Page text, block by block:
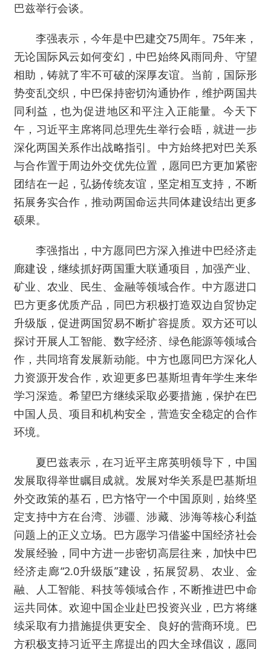
巴兹举行会谈。
李强表示，今年是中巴建交75周年。75年来，
无论国际风云如何变幻，中巴始终风雨同舟、守望
相助，铸就了牢不可破的深厚友谊。当前，国际形
势变乱交织，中巴保持密切沟通协作，维护两国共
同利益，也为促进地区和平注入正能量。今天下
午，习近平主席将同总理先生举行会晤，就进一步
深化两国关系作出战略指引。中方始终把对巴关系
与合作置于周边外交优先位置，愿同巴方更加紧密
团结在一起，弘扬传统友谊，坚定相互支持，不断
拓展务实合作，推动两国命运共同体建设结出更多
硕果。
李强指出，中方愿同巴方深入推进中巴经济走
廊建设，继续抓好两国重大联通项目，加强产业、
矿业、农业、民生、金融等领域合作。中方愿进口
巴方更多优质产品，同巴方积极打造双边自贸协定
升级版，促进两国贸易不断扩容提质。双方还可以
探讨开展人工智能、数字经济、绿色能源等领域合
作，共同培育发展新动能。中方也愿同巴方深化人
力资源开发合作，欢迎更多巴基斯坦青年学生来华
学习深造。希望巴方继续采取必要措施，保护在巴
中国人员、项目和机构安全，营造安全稳定的合作
环境。
夏巴兹表示，在习近平主席英明领导下，中国
发展取得举世瞩目成就。发展对华关系是巴基斯坦
外交政策的基石，巴方恪守一个中国原则，始终坚
定支持中方在台湾、涉疆、涉藏、涉海等核心利益
问题上的正义立场。巴方愿学习借鉴中国经济社会
发展经验，同中方进一步密切高层往来，加快中巴
经济走廊“2.0升级版”建设，拓展贸易、农业、金
融、人工智能、科技等领域合作，不断推进巴中命
运共同体。欢迎中国企业赴巴投资兴业，巴方将继
续采取有力措施提供更安全、良好的营商环境。巴
方积极支持习近平主席提出的四大全球倡议，愿同